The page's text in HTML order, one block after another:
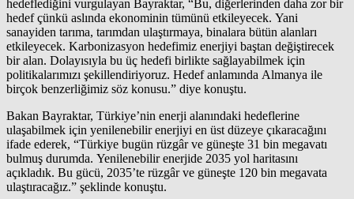
hedeflediğini vurgulayan Bayraktar, “Bu, diğerlerinden daha zor bir
hedef çünkü aslında ekonominin tümünü etkileyecek. Yani
sanayiden tarıma, tarımdan ulaştırmaya, binalara bütün alanları
etkileyecek. Karbonizasyon hedefimiz enerjiyi baştan değiştirecek
bir alan. Dolayısıyla bu üç hedefi birlikte sağlayabilmek için
politikalarımızı şekillendiriyoruz. Hedef anlamında Almanya ile
birçok benzerliğimiz söz konusu.” diye konuştu.
Bakan Bayraktar, Türkiye’nin enerji alanındaki hedeflerine
ulaşabilmek için yenilenebilir enerjiyi en üst düzeye çıkaracağını
ifade ederek, “Türkiye bugün rüzgâr ve güneşte 31 bin megavatı
bulmuş durumda. Yenilenebilir enerjide 2035 yol haritasını
açıkladık. Bu gücü, 2035’te rüzgâr ve güneşte 120 bin megavata
ulaştıracağız.” şeklinde konuştu.